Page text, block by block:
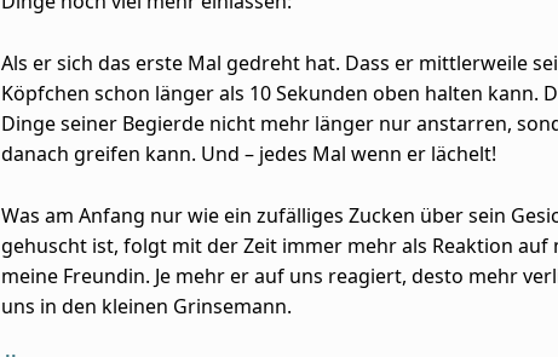
Als er sich das erste Mal gedreht hat. Dass er mittlerweile
Köpfchen schon länger als 10 Sekunden oben halten kann.
Dinge seiner Begierde nicht mehr länger nur anstarren,
danach greifen kann. Und – jedes Mal wenn er lächelt!
Was am Anfang nur wie ein zufälliges Zucken über sein
gehuscht ist, folgt mit der Zeit immer mehr als Reaktion auf
meine Freundin. Je mehr er auf uns reagiert, desto mehr
uns in den kleinen Grinsemann.